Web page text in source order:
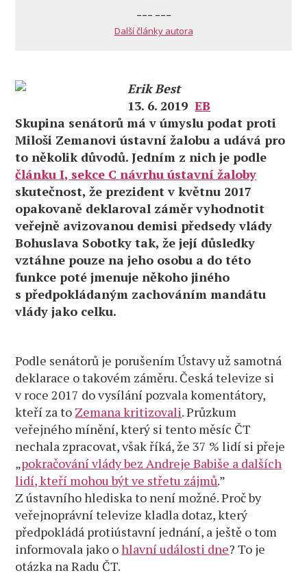
--- ---
Další články autora
Erik Best
13. 6. 2019EB
Skupina senátorů má v úmyslu podat proti
Miloši Zemanovi ústavní žalobu a udává pro
to několik důvodů. Jedním z nich je podle
článku I, sekce C návrhu ústavní žaloby
skutečnost, že prezident v květnu 2017
opakovaně deklaroval záměr vyhodnotit
veřejně avizovanou demisi předsedy vlády
Bohuslava Sobotky tak, že její důsledky
vztáhne pouze na jeho osobu a do této
funkce poté jmenuje někoho jiného
s předpokládaným zachováním mandátu
vlády jako celku.
Podle senátorů je porušením Ústavy už samotná
deklarace o takovém záměru. Česká televize si
v roce 2017 do vysílání pozvala komentátory,
kteří za to Zemana kritizovali. Průzkum
veřejného mínění, který si tento měsíc ČT
nechala zpracovat, však říká, že 37 % lidí si přeje
„pokračování vlády bez Andreje Babiše a dalších
lidí, kteří mohou být ve střetu zájmů.”
Z ústavního hlediska to není možné. Proč by
veřejnoprávní televize kladla dotaz, který
předpokládá protiústavní jednání, a ještě o tom
informovala jako ohlavní události dne? To je
otázka na Radu ČT.